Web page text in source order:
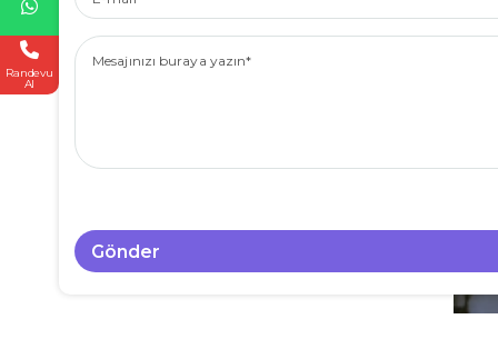
Mesajınızı buraya yazın
Randevu
Al